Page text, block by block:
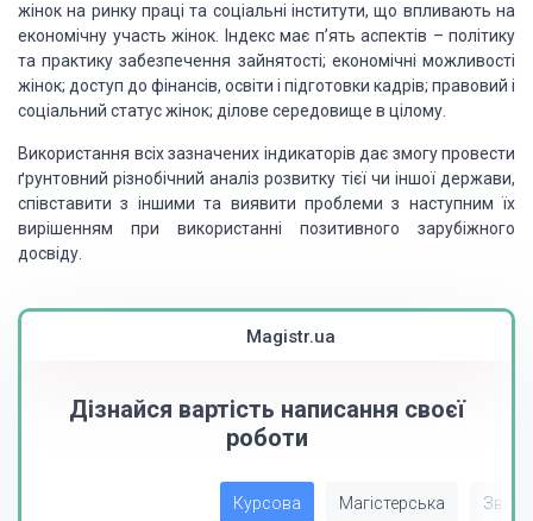
жінок на ринку праці та соціальні інститути, що впливають на
економічну участь жінок. Індекс має п’ять аспектів – політику
та практику забезпечення зайнятості; економічні можливості
жінок; доступ до фінансів, освіти і підготовки кадрів; правовий і
соціальний статус жінок; ділове середовище в цілому.
Використання всіх зазначених індикаторів дає змогу провести
ґрунтовний різнобічний аналіз розвитку тієї чи іншої держави,
співставити з іншими та виявити проблеми з наступним їх
вирішенням при використанні позитивного зарубіжного
досвіду.
Magistr.ua
Дізнайся вартість написання своєї
роботи
Курсова Магістерська Звіт